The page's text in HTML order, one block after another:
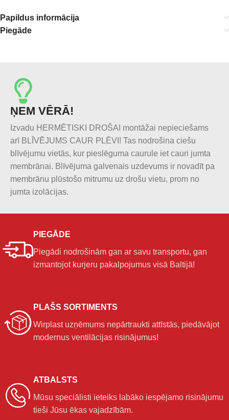
Papildus informācija
Piegāde
ŅEM VĒRĀ!
Izvadu HERMĒTISKI DROŠAI montāžai nepieciešams
arī BLĪVĒJUMS CAUR PLĒVI! Tas nodrošina ciešu
blīvējumu vietās, kur pieslēguma caurule iet cauri jumta
membrānai. Blīvējuma galvenais uzdevums ir novadīt pa
membrānu plūstošo mitrumu uz drošu vietu, prom no
jumta izolācijas.
PIEGĀDE
Piegādi nodrošinām gan ar savu transportu, gan
izmantojot kurjeru pakalpojumus visā Baltijā!
PLAŠS SORTIMENTS
Wirplast uzņēmums nepārtraukti attīstās, piedāvājot
modernus ventilācijas risinājumus!
ATBALSTS
Mūsu speciālisti ieteiks labāko iespējamo risinājumu
tieši Jūsu ēkas vajadzībām.